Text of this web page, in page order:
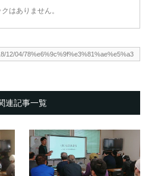
はありません。
連記事一覧